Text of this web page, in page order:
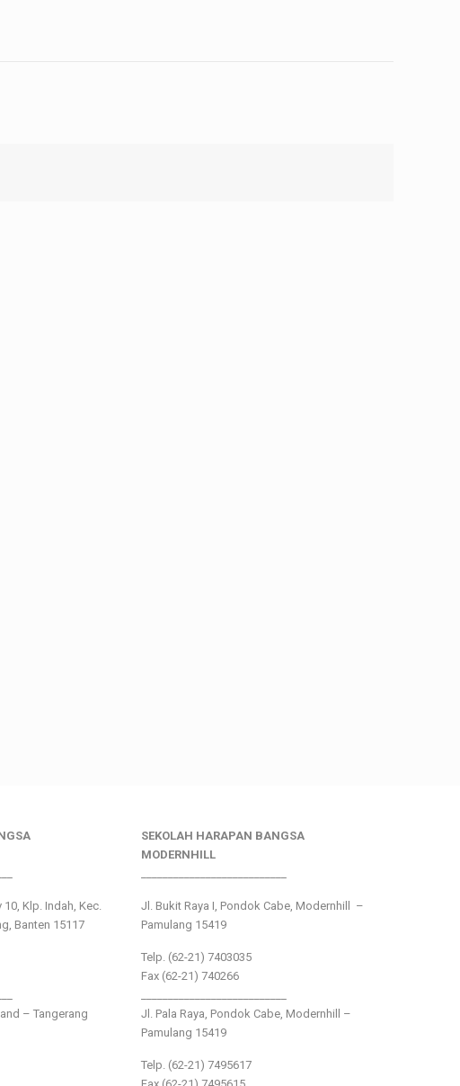
10, Klp. Indah, Kec.
Banten 15117
– Tangerang
SEKOLAH HARAPAN BANGSA
MODERNHILL
Jl. Bukit Raya I, Pondok Cabe, Modernhill –
Pamulang 15419
Telp. (62-21) 7403035
Fax (62-21) 740266
Jl. Pala Raya, Pondok Cabe, Modernhill –
Pamulang 15419
Telp. (62-21) 7495617